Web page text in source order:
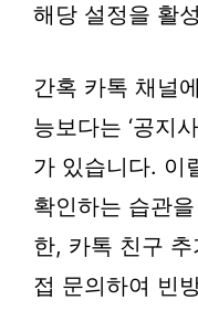
해당 설정을 활
간혹 카톡 채널
능보다는 ‘공지
가 있습니다. 이
확인하는 습관
한, 카톡 친구 추
접 문의하여 빈